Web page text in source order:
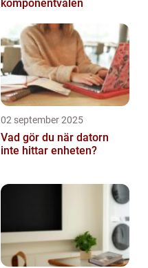
komponentvalen
02 september 2025
Vad gör du när datorn
inte hittar enheten?